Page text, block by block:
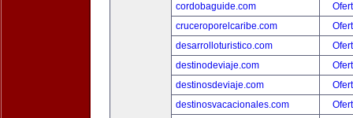
cordobaguide.com
cruceroporelcaribe.com
desarrolloturistico.com
destinodeviaje.com
destinosdeviaje.com
destinosvacacionales.com